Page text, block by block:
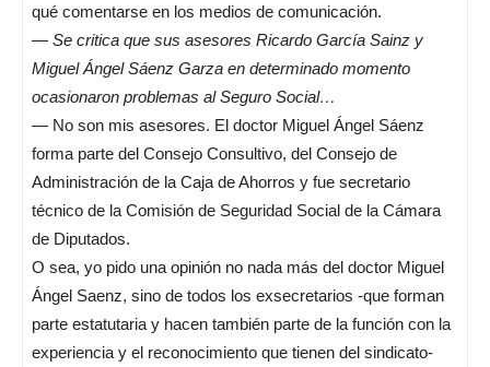
qué comentarse en los medios de comunicación.
— Se critica que sus asesores Ricardo García Sainz y
Miguel Ángel Sáenz Garza en determinado momento
ocasionaron problemas al Seguro Social…
— No son mis asesores. El doctor Miguel Ángel Sáenz
forma parte del Consejo Consultivo, del Consejo de
Administración de la Caja de Ahorros y fue secretario
técnico de la Comisión de Seguridad Social de la Cámara
de Diputados.
O sea, yo pido una opinión no nada más del doctor Miguel
Ángel Saenz, sino de todos los exsecretarios -que forman
parte estatutaria y hacen también parte de la función con la
experiencia y el reconocimiento que tienen del sindicato-